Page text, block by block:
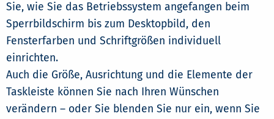
Sie, wie Sie das Betriebssystem angefangen beim
Sperrbildschirm bis zum Desktopbild, den
Fensterfarben und Schriftgrößen individuell
einrichten.
Auch die Größe, Ausrichtung und die Elemente der
Taskleiste können Sie nach Ihren Wünschen
verändern – oder Sie blenden Sie nur ein, wenn Sie